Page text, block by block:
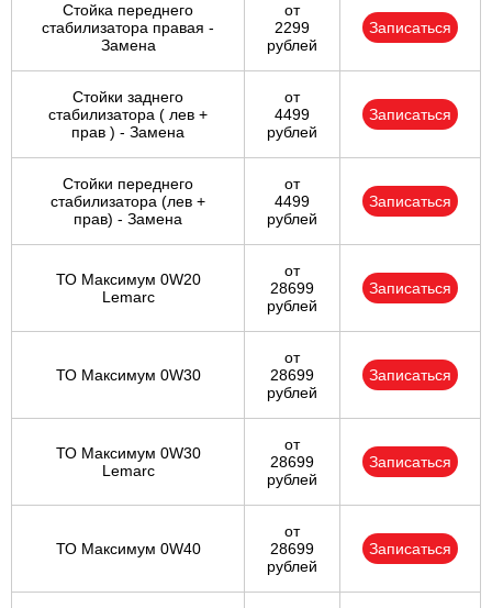
Стойка переднего
стабилизатора правая -
Замена
от
2299
рублей
Записаться
Стойки заднего
стабилизатора ( лев +
прав ) - Замена
от
4499
рублей
Записаться
Стойки переднего
стабилизатора (лев +
прав) - Замена
от
4499
рублей
Записаться
ТО Максимум 0W20
Lemarc
от
28699
рублей
Записаться
ТО Максимум 0W30
от
28699
рублей
Записаться
ТО Максимум 0W30
Lemarc
от
28699
рублей
Записаться
ТО Максимум 0W40
от
28699
рублей
Записаться